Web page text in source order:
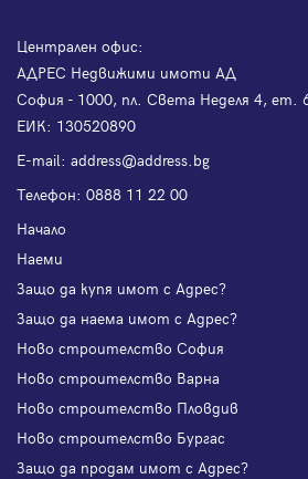
Централен офис:
АДРЕС Недвижими имоти АД
София - 1000, пл. Света Неделя 4, ет.
ЕИК: 130520890
Е-mail: address@address.bg
Телефон: 0888 11 22 00
Начало
Наеми
Защо да купя имот с Адрес?
Защо да наема имот с Адрес?
Ново строителство София
Ново строителство Варна
Ново строителство Пловдив
Ново строителство Бургас
Защо да продам имот с Адрес?